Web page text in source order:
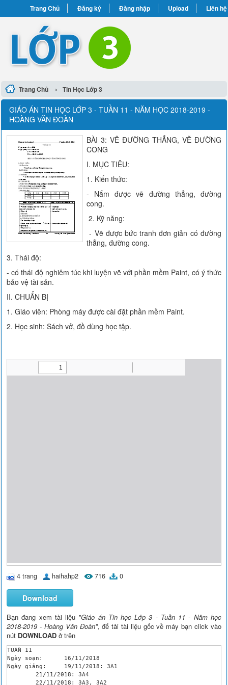
Trang Chủ Đăng ký Đăng nhập Upload Liên hệ
Trang Chủ › Tin Học Lớp 3
GIÁO ÁN TIN HỌC LỚP 3 - TUẦN 11 - NĂM HỌC 2018-2019 -
HOÀNG VĂN ĐOÀN
BÀI 3: VẼ ĐƯỜNG THẲNG, VẼ ĐƯỜNG
CONG
I. MỤC TIÊU:
1. Kiến thức:
- Nắm được vẽ đường thẳng, đường
cong.
2. Kỹ năng:
- Vẽ được bức tranh đơn giản có đường
thẳng, đường cong.
3. Thái độ:
- có thái độ nghiêm túc khi luyện vẽ với phần mềm Paint, có ý thức
bảo vệ tài sản.
II. CHUẨN BỊ
1. Giáo viên: Phòng máy được cài đặt phần mềm Paint.
2. Học sinh: Sách vở, đồ dùng học tập.
4 trang haihahp2 716 0
Download
Bạn đang xem tài liệu "Giáo án Tin học Lớp 3 - Tuần 11 - Năm học
2018-2019 - Hoàng Văn Đoàn", để tải tài liệu gốc về máy bạn click vào
nút DOWNLOAD ở trên
TUẦN 11
Ngày soạn: 	16/11/2018
Ngày giảng:	19/11/2018: 3A1
	21/11/2018: 3A4
	22/11/2018: 3A3, 3A2